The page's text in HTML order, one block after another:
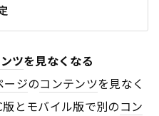
ツを見なくなる
ージのコンテンツを見なく
とモバイル版で別のコン